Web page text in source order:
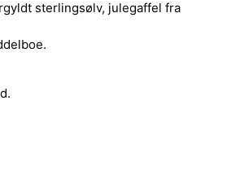
sterlingsølv, julegaffel fra